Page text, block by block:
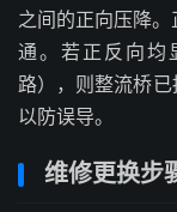
之间的正向压降
通。若正反向均
路），则整流桥已
以防误导。
维修更换步